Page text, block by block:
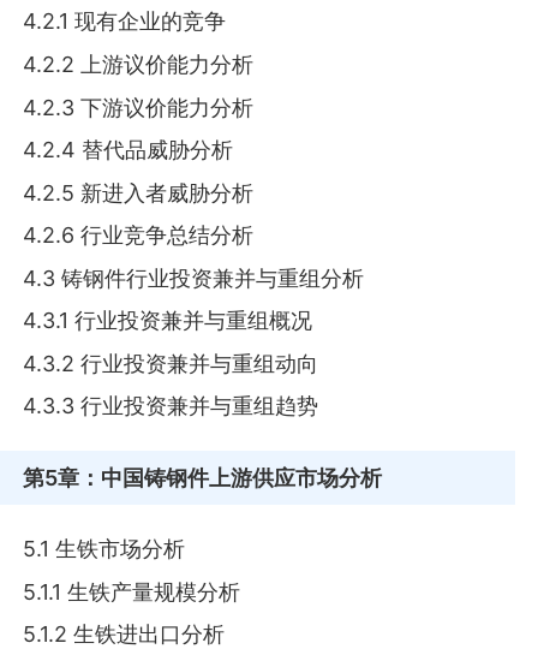
4.2.1 现有企业的竞争
4.2.2 上游议价能力分析
4.2.3 下游议价能力分析
4.2.4 替代品威胁分析
4.2.5 新进入者威胁分析
4.2.6 行业竞争总结分析
4.3 铸钢件行业投资兼并与重组分析
4.3.1 行业投资兼并与重组概况
4.3.2 行业投资兼并与重组动向
4.3.3 行业投资兼并与重组趋势
第5章 ：中国铸钢件上游供应市场分析
5.1 生铁市场分析
5.1.1 生铁产量规模分析
5.1.2 生铁进出口分析